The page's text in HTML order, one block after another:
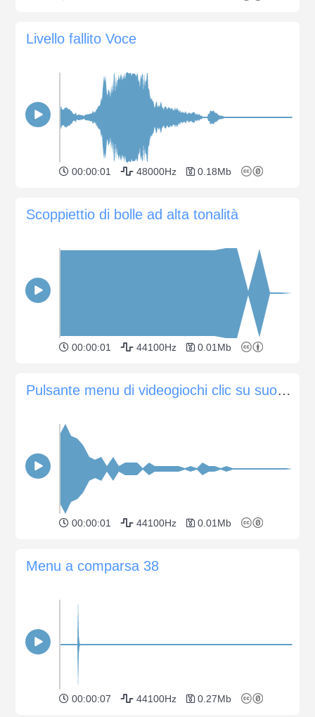
Livello fallito Voce
00:00:01 48000Hz 0.18Mb
Scoppiettio di bolle ad alta tonalità
00:00:01 44100Hz 0.01Mb
Pulsante menu di videogiochi clic su suono 1
00:00:01 44100Hz 0.01Mb
Menu a comparsa 38
00:00:07 44100Hz 0.27Mb